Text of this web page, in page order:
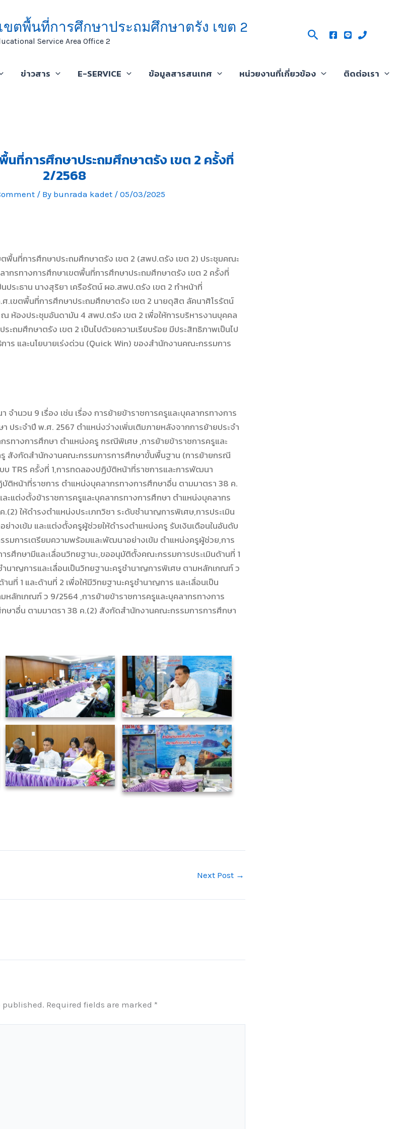
ขตพื้นที่การศึกษาประถมศึกษาตรัง เขต 2
Service Area Office 2
Search
ข่าวสาร E-SERVICE ข้อมูลสารสนเทศ หน่วยงานที่เกี่ยวข้อง ติดต่อเรา
นที่การศึกษาประถมศึกษาตรัง เขต 2 ครั้งที่
2/2568
/ By bunrada kadet / 05/03/2025
พื้นที่การศึกษาประถมศึกษาตรัง เขต 2 (สพป.ตรัง เขต 2) ประชุมคณะ
ากรทางการศึกษาเขตพื้นที่การศึกษาประถมศึกษาตรัง เขต 2 ครั้งที่
ประธาน นางสุริยา เครือรัตน์ ผอ.สพป.ตรัง เขต 2 ทำหน้าที่
ศ.เขตพื้นที่การศึกษาประถมศึกษาตรัง เขต 2 นายดุสิต ลัคนาศิโรรัตน์
ห้องประชุมอันดามัน 4 สพป.ตรัง เขต 2 เพื่อให้การบริหารงานบุคคล
ะถมศึกษาตรัง เขต 2 เป็นไปด้วยความเรียบร้อย มีประสิทธิภาพเป็นไป
าร และนโยบายเร่งด่วน (Quick Win) ของสำนักงานคณะกรรมการ
ำนวน 9 เรื่อง เช่น เรื่อง การย้ายข้าราชการครูและบุคลากรทางการ
ประจำปี พ.ศ. 2567 ตำแหน่งว่างเพิ่มเติมภายหลังจากการย้ายประจำ
รทางการศึกษา ตำแหน่งครู กรณีพิเศษ ,การย้ายข้าราชการครูและ
สังกัดสำนักงานคณะกรรมการการศึกษาขั้นพื้นฐาน (การย้ายกรณี
บ TRS ครั้งที่ 1,การทดลองปฏิบัติหน้าที่ราชการและการพัฒนา
ติหน้าที่ราชการ ตำแหน่งบุคลากรทางการศึกษาอื่น ตามมาตรา 38 ค.
ละแต่งตั้งข้าราชการครูและบุคลากรทางการศึกษา ตำแหน่งบุคลากร
ให้ดำรงตำแหน่งประเภทวิชา ระดับชำนาญการพิเศษ,การประเมิน
างเข้ม และแต่งตั้งครูผู้ช่วยให้ดำรงตำแหน่งครู รับเงินเดือนในอันดับ
มการเตรียมความพร้อมและพัฒนาอย่างเข้ม ตำแหน่งครูผู้ช่วย,การ
รศึกษามีและเลื่อนวิทยฐานะ,ขออนุมัติตั้งคณะกรรมการประเมินด้านที่ 1
ำนาญการและเลื่อนเป็นวิทยฐานะครูชำนาญการพิเศษ ตามหลักเกณฑ์ ว
ที่ 1 และด้านที่ 2 เพื่อให้มีวิทยฐานะครูชำนาญการ และเลื่อนเป็น
ลักเกณฑ์ ว 9/2564 ,การย้ายข้าราชการครูและบุคลากรทางการ
ษาอื่น ตามมาตรา 38 ค.(2) สังกัดสำนักงานคณะกรรมการการศึกษา
Next Post →
published. Required fields are marked *